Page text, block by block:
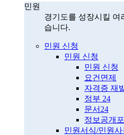
민원
경기도를 성장시킬 여
습니다.
민원 신청
민원 신청
민원 신청
요건면제
자격증 재
정부 24
문서24
정보공개
민원서식/민원